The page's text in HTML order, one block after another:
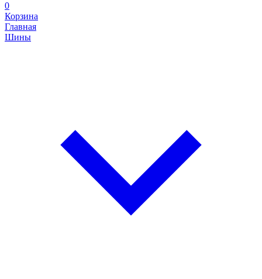
0
Корзина
Главная
Шины